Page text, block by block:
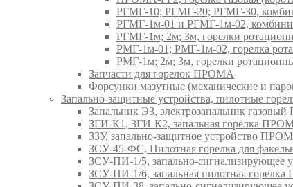
РГМГ-10; РГМГ-20; РГМГ-30,
РГМГ-1м-01 и РГМГ-1м-02,
РГМГ-1м; 2м; 3м, горелки
РМГ-1м-01; РМГ-1м-02, горелка
РМГ-1м; 2м; 3м, горелки
Запчасти для горелок ПРОМА
Форсунки мазутные (механические и
Запально-защитные устройства, пилотные
Запальник ЭЗ, электрозапальник
ЗГИ-К1, ЗГИ-К2, запальная горелка
ЗЗУ, запально-защитное устройство
ЗСУ-45-ФС, Пилотная горелка для
ЗСУ-ПИ-1/5, запально-сигнализирующее
ЗСУ-ПИ-1/6, запальная пилотная